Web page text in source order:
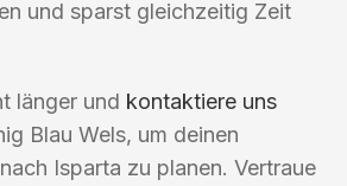
und sparst gleichzeitig Zeit
länger und kontaktiere uns
Blau Wels, um deinen
Isparta zu planen. Vertraue